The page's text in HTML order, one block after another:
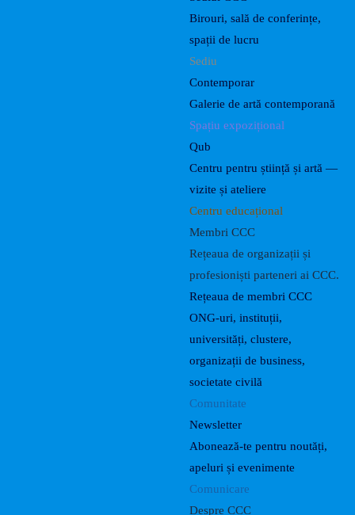
Birouri, sală de conferințe,
spații de lucru
Sediu
Contemporar
Galerie de artă contemporană
Spațiu expozițional
Qub
Centru pentru știință și artă —
vizite și ateliere
Centru educațional
Membri CCC
Rețeaua de organizații și
profesioniști parteneri ai CCC.
Rețeaua de membri CCC
ONG-uri, instituții,
universități, clustere,
organizații de business,
societate civilă
Comunitate
Newsletter
Abonează-te pentru noutăți,
apeluri și evenimente
Comunicare
Despre CCC